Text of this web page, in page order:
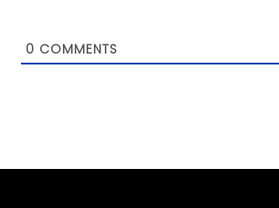
0 COMMENTS